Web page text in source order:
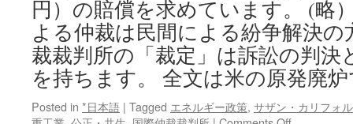
円）の賠償を求めています。 (略
よる仲裁は民間による紛争解決
裁裁判所の「裁定」は訴訟の判決
を持ちます。 全文は米の原発廃
Posted in *日本語 | Tagged エネルギー政策, サザン・カリフォ